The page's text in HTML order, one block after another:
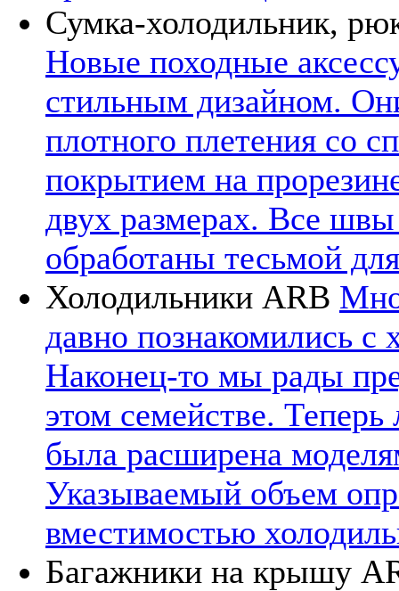
Сумка-холодильник,
Новые походные
стильным дизайном.
плотного плетения со
покрытием на
двух размерах. Все
обработаны тесьмой
Холодильники ARB
давно познакомились с
Наконец-то мы рады
этом семействе.
была расширена
Указываемый объем
вместимостью
Багажники на крышу